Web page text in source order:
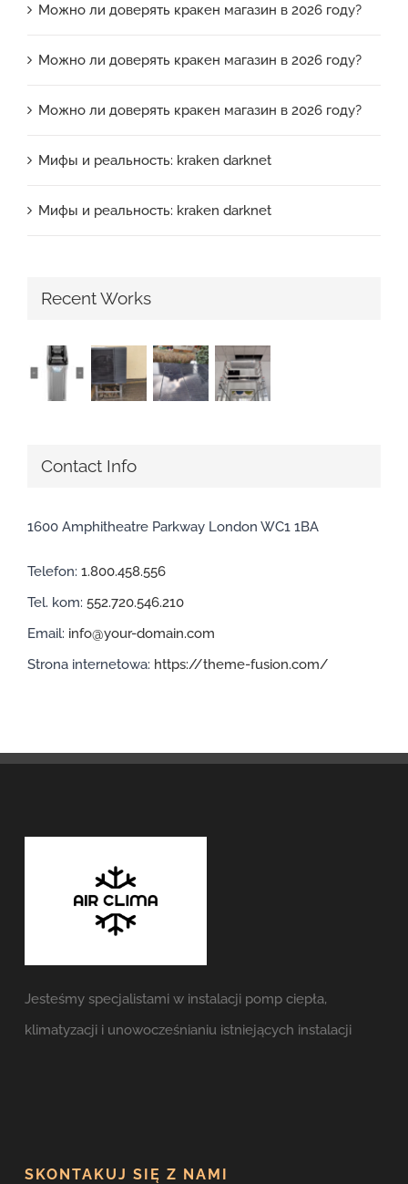
Можно ли доверять кракен магазин в 2026 году?
Можно ли доверять кракен магазин в 2026 году?
Можно ли доверять кракен магазин в 2026 году?
Мифы и реальность: kraken darknet
Мифы и реальность: kraken darknet
Recent Works
Contact Info
1600 Amphitheatre Parkway London WC1 1BA
Telefon: 1.800.458.556
Tel. kom: 552.720.546.210
Email: info@your-domain.com
Strona internetowa: https://theme-fusion.com/
Jesteśmy specjalistami w instalacji pomp ciepła,
klimatyzacji i unowocześnianiu istniejących instalacji
SKONTAKUJ SIĘ Z NAMI